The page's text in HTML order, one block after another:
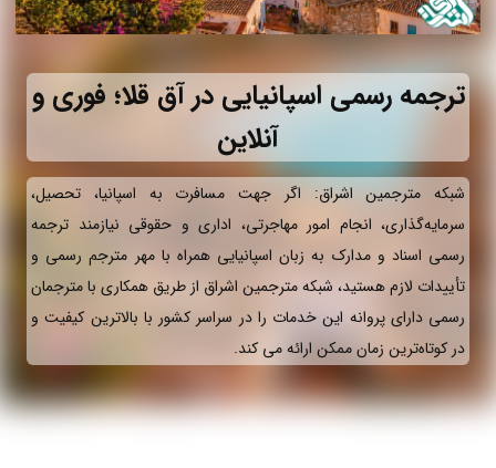
ترجمه رسمی اسپانیایی در آق قلا؛ فوری و
آنلاین
شبکه مترجمین اشراق: اگر جهت مسافرت به اسپانیا، تحصیل،
سرمایه‌گذاری، انجام امور مهاجرتی، اداری و حقوقی نیازمند ترجمه
رسمی اسناد و مدارک به زبان اسپانیایی همراه با مهر مترجم رسمی و
تأییدات لازم هستید، شبکه مترجمین اشراق از طریق همکاری با مترجمان
رسمی دارای پروانه این خدمات را در سراسر کشور با بالاترین کیفیت و
در کوتاه‌ترین زمان ممکن ارائه می‌ کند.